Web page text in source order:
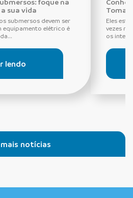
sua vida
submersos devem ser
equipamento elétrico é
lendo
Eles
vezes
os
mais notícias